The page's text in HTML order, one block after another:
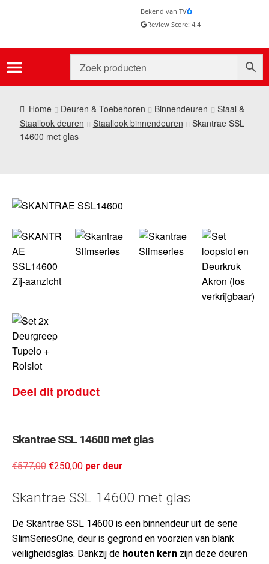
Bekend van TV
Review Score: 4.4
Home Deuren & Toebehoren Binnendeuren
Staal &
Staallook deuren
Staallook binnendeuren
Skantrae SSL
14600 met glas
Deel dit product
Skantrae SSL 14600 met glas
€577,00 €250,00 per deur
Skantrae SSL 14600 met glas
De Skantrae SSL 14600 is een binnendeur uit de serie
SlimSeriesOne, deur is gegrond en voorzien van blank
veiligheidsglas. Dankzij de houten kern zijn deze deuren